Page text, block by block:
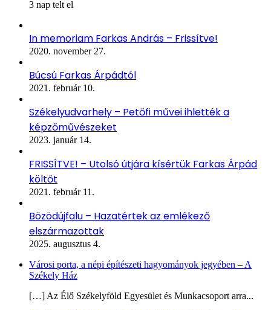
3 nap telt el
In memoriam Farkas András – Frissítve!
2020. november 27.
Búcsú Farkas Árpádtól
2021. február 10.
Székelyudvarhely – Petőfi művei ihlették a
képzőművészeket
2023. január 14.
FRISSÍTVE! – Utolsó útjára kísértük Farkas Árpád
költőt
2021. február 11.
Bözödújfalu – Hazatértek az emlékező
elszármazottak
2025. augusztus 4.
Városi porta, a népi építészeti hagyományok jegyében – A
Székely Ház
[…] Az Élő Székelyföld Egyesület és Munkacsoport arra...